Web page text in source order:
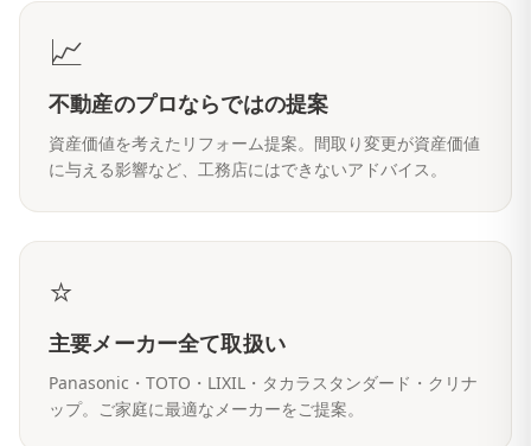
📈
不動産のプロならではの提案
資産価値を考えたリフォーム提案。間取り変更が資産価値
に与える影響など、工務店にはできないアドバイス。
⭐
主要メーカー全て取扱い
Panasonic・TOTO・LIXIL・タカラスタンダード・クリナ
ップ。ご家庭に最適なメーカーをご提案。